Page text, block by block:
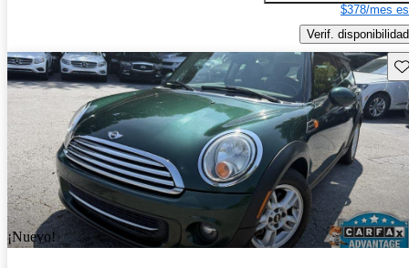
$378/mes
Verif. disponibilidad
¡Nuevo!